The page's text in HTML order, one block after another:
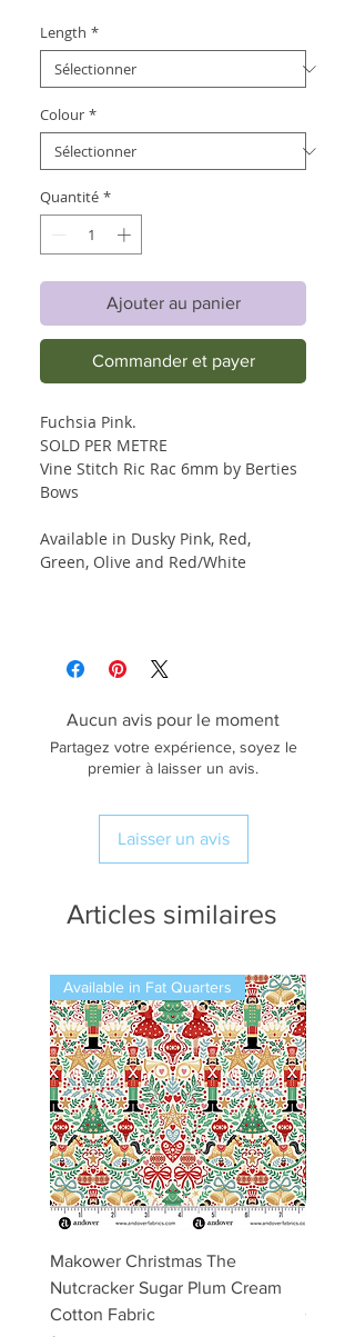
Length *
Colour *
Quantité *
Ajouter au panier
Commander et payer
Fuchsia Pink.
SOLD PER METRE
Vine Stitch Ric Rac 6mm by Berties
Bows
Available in Dusky Pink, Red,
Green, Olive and Red/White
Aucun avis pour le moment
Partagez votre expérience, soyez le
premier à laisser un avis.
Laisser un avis
Articles similaires
Available in Fat Quarters
Makower Christmas The
Nutcracker Sugar Plum Cream
Cotton Fabric